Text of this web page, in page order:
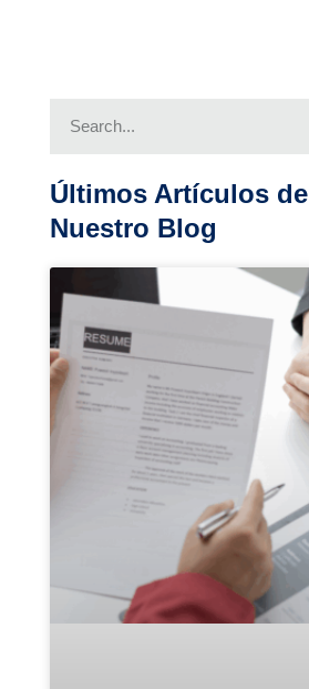
Últimos Artículos de
Nuestro Blog